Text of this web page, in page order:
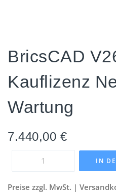
BricsCAD
Kauflizenz
Wartung
7.440,00 €
IN
Preise zzgl. MwSt. |